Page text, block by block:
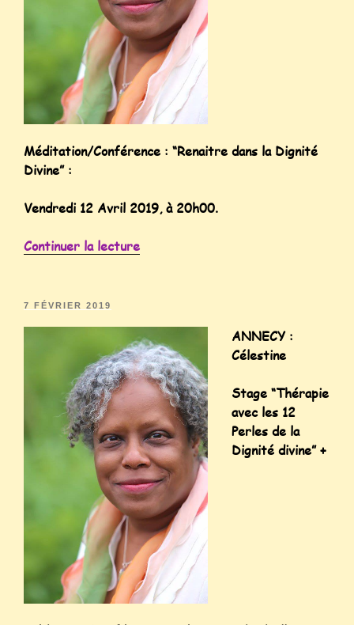
Méditation/Conférence : “Renaitre dans la Dignité
Divine” :
Vendredi 12 Avril 2019, à 20h00.
Continuer la lecture
7 FÉVRIER 2019
ANNECY :
Célestine
Stage “Thérapie
avec les 12
Perles de la
Dignité divine” +